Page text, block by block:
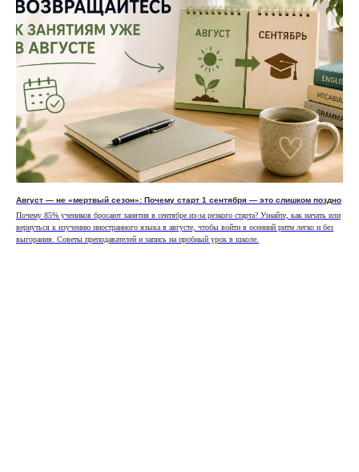
Август — не «мертвый сезон»: Почему старт 1 сентября — это слишком поздно
Почему 85% учеников бросают занятия в сентябре из-за резкого старта? Узнайте, как начать или
вернуться к изучению иностранного языка в августе, чтобы войти в осенний ритм легко и без
выгорания. Советы преподавателей и запись на пробный урок в школе.